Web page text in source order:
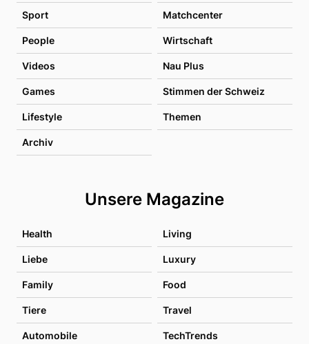
Sport Matchcenter
People Wirtschaft
Videos Nau Plus
Games Stimmen der Schweiz
Lifestyle Themen
Archiv
Unsere Magazine
Health Living
Liebe Luxury
Family Food
Tiere Travel
Automobile TechTrends